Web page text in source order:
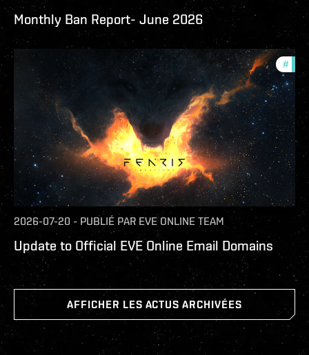
Monthly Ban Report- June 2026
#
2026-07-20 - PUBLIÉ PAR EVE ONLINE TEAM
Update to Official EVE Online Email Domains
AFFICHER LES ACTUS ARCHIVÉES